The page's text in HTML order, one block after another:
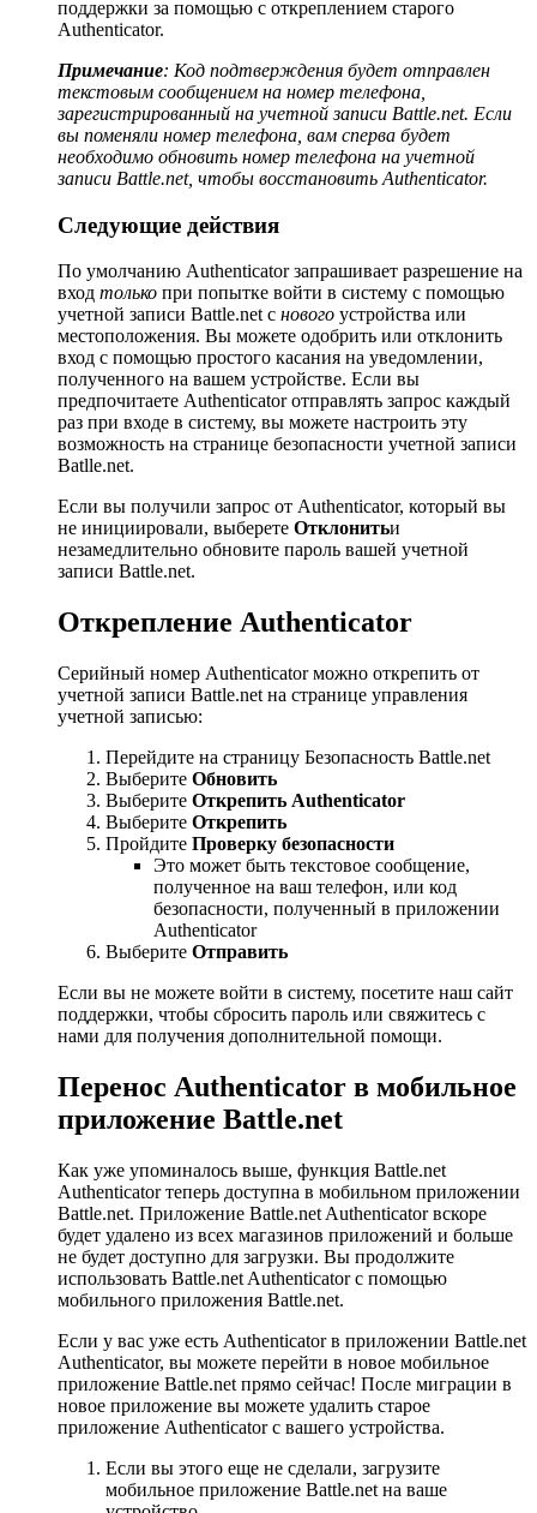
поддержки за помощью с откреплением старого
Authenticator.
Примечание: Код подтверждения будет отправлен
текстовым сообщением на номер телефона,
зарегистрированный на учетной записи Battle.net. Если
вы поменяли номер телефона, вам сперва будет
необходимо обновить номер телефона на учетной
записи Battle.net, чтобы восстановить Authenticator.
Следующие действия
По умолчанию Authenticator запрашивает разрешение на
вход только при попытке войти в систему с помощью
учетной записи Battle.net с нового устройства или
местоположения. Вы можете одобрить или отклонить
вход с помощью простого касания на уведомлении,
полученного на вашем устройстве. Если вы
предпочитаете Authenticator отправлять запрос каждый
раз при входе в систему, вы можете настроить эту
возможность на странице безопасности учетной записи
Batlle.net.
Если вы получили запрос от Authenticator, который вы
не инициировали, выберете Отклонитьи
незамедлительно обновите пароль вашей учетной
записи Battle.net.
Открепление Authenticator
Серийный номер Authenticator можно открепить от
учетной записи Battle.net на странице управления
учетной записью:
Перейдите на страницу Безопасность Battle.net
Выберите Обновить
Выберите Открепить Authenticator
Выберите Открепить
Пройдите Проверку безопасности
Это может быть текстовое сообщение,
полученное на ваш телефон, или код
безопасности, полученный в приложении
Authenticator
Выберите Отправить
Если вы не можете войти в систему, посетите наш сайт
поддержки, чтобы сбросить пароль или свяжитесь с
нами для получения дополнительной помощи.
Перенос Authenticator в мобильное
приложение Battle.net
Как уже упоминалось выше, функция Battle.net
Authenticator теперь доступна в мобильном приложении
Battle.net. Приложение Battle.net Authenticator вскоре
будет удалено из всех магазинов приложений и больше
не будет доступно для загрузки. Вы продолжите
использовать Battle.net Authenticator с помощью
мобильного приложения Battle.net.
Если у вас уже есть Authenticator в приложении Battle.net
Authenticator, вы можете перейти в новое мобильное
приложение Battle.net прямо сейчас! После миграции в
новое приложение вы можете удалить старое
приложение Authenticator с вашего устройства.
Если вы этого еще не сделали, загрузите
мобильное приложение Battle.net на ваше